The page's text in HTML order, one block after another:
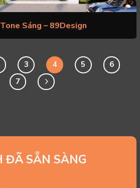
Sáng – 89Design
3 4 5
6
7
ĐÃ SẴN SÀNG